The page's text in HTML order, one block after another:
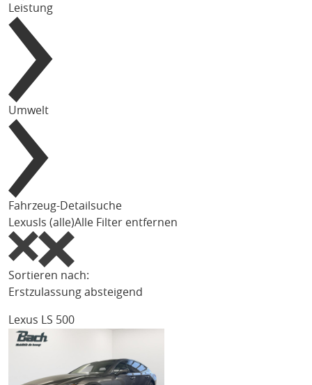
Leistung
Umwelt
Fahrzeug-Detailsuche
Lexusls (alle)Alle Filter entfernen
Sortieren nach:
Erstzulassung absteigend
Lexus LS 500